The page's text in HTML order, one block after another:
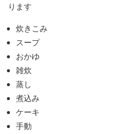
ります
炊きこみ
スープ
おかゆ
雑炊
蒸し
煮込み
ケーキ
手動